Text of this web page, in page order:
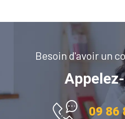
Besoin d'avoir un
09 86